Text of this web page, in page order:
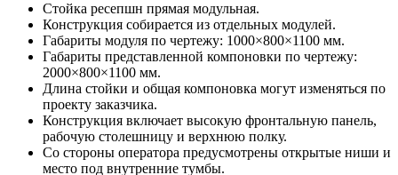
Стойка ресепшн прямая модульная.
Конструкция собирается из отдельных модулей.
Габариты модуля по чертежу: 1000×800×1100 мм.
Габариты представленной компоновки по чертежу:
2000×800×1100 мм.
Длина стойки и общая компоновка могут изменяться по
проекту заказчика.
Конструкция включает высокую фронтальную панель,
рабочую столешницу и верхнюю полку.
Со стороны оператора предусмотрены открытые ниши и
место под внутренние тумбы.